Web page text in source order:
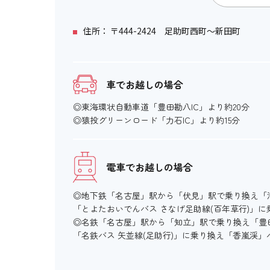
住所： 〒444-2424 足助町西町～新田町
車でお越しの場合
◎東海環状自動車道「豊田勘八IC」より約20分
◎猿投グリーンロード「力石IC」より約15分
電車でお越しの場合
◎地下鉄「名古屋」駅から「伏見」駅で乗り換え
「とよたおいでんバス さなげ足助線(百年草行)」
◎名鉄「名古屋」駅から「知立」駅で乗り換え「豊
「名鉄バス 矢並線(足助行)」に乗り換え「香嵐渓